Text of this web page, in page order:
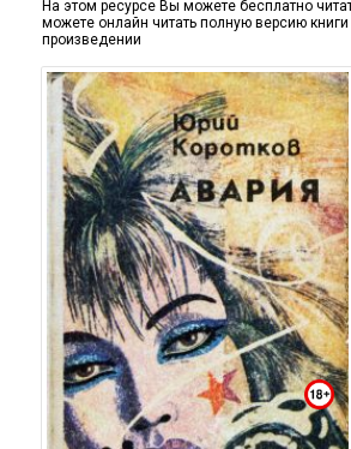
На этом ресурсе Вы можете бесплатно
можете онлайн читать полную версию
произведении